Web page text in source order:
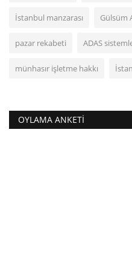
İstanbul manzarası Gülsüm
pazar rekabeti ADAS
münhasır işletme hakkı
OYLAMA ANKETI